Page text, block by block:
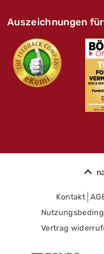
Auszeichnungen
Kontakt
Vertrag